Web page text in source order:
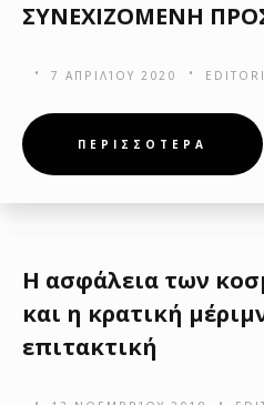
ΣΥΝΕΧΙΖΟΜΕΝΗ
7 ΑΠΡΙΛΊΟΥ 2020
ΠΕΡΙΣΣΟΤΕΡΑ
Η ασφάλεια των
και η κρατική
επιτακτική